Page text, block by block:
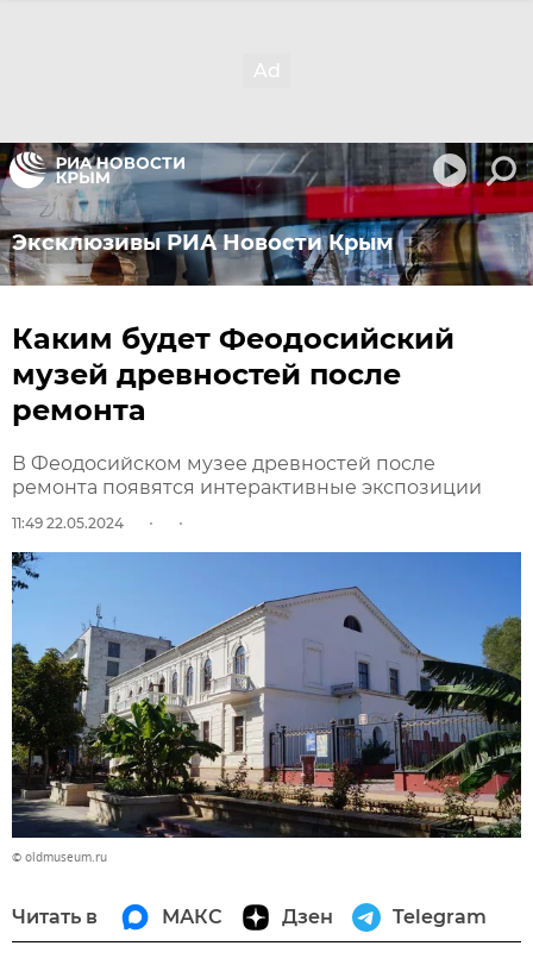
Эксклюзивы РИА Новости Крым
Каким будет Феодосийский
музей древностей после
ремонта
В Феодосийском музее древностей после
ремонта появятся интерактивные экспозиции
11:49 22.05.2024
© oldmuseum.ru
Читать в МАКС Дзен Telegram